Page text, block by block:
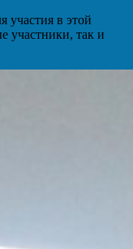
участия в этой
участники, так и